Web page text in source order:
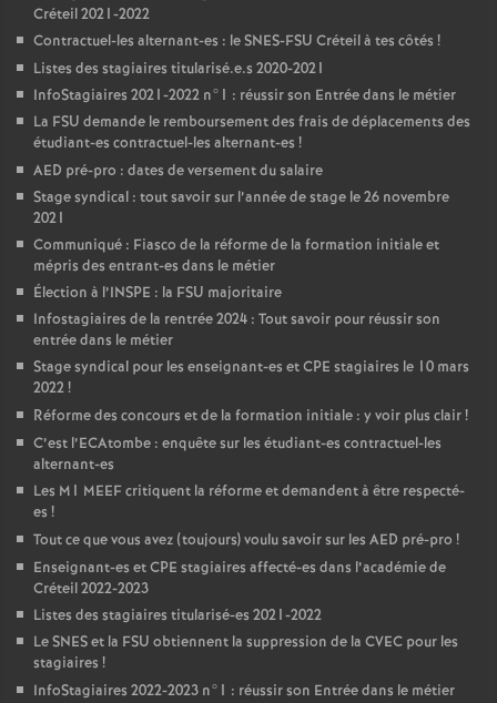
Créteil 2021-2022
Contractuel-les alternant-es : leSNES-FSU Créteil à tes côtés !
Listes des stagiaires titularisé.e.s 2020-2021
InfoStagiaires 2021-2022 n°1 : réussir son Entrée dans le métier
La FSU demande le remboursement des frais de déplacements des
étudiant-es contractuel-les alternant-es !
AED pré-pro : dates de versement du salaire
Stage syndical : tout savoir sur l’année de stage le 26 novembre
2021
Communiqué : Fiasco de la réforme de la formation initiale et
mépris des entrant-es dans le métier
Élection à l’INSPE : la FSU majoritaire
Infostagiaires de la rentrée 2024 : Tout savoir pour réussir son
entrée dans le métier
Stage syndical pour les enseignant-es etCPE stagiaires le 10 mars
2022!
Réforme des concours et de la formation initiale : y voir plus clair!
C’est l’ECAtombe : enquête sur les étudiant-es contractuel-les
alternant-es
Les M1 MEEFcritiquent la réforme et demandent à être respecté-
es !
Tout ce que vous avez (toujours) voulu savoir sur les AED pré-pro !
Enseignant-es etCPE stagiaires affecté-es dans l’académie de
Créteil 2022-2023
Listes des stagiaires titularisé-es 2021-2022
LeSNESet la FSU obtiennent la suppression de la CVEC pour les
stagiaires !
InfoStagiaires 2022-2023 n°1 : réussir son Entrée dans le métier